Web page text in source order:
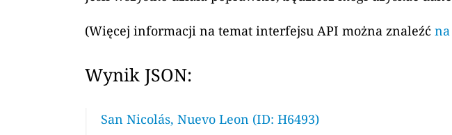
(Więcej informacji na temat interfejsu API można znaleźć
Wynik JSON:
San Nicolás, Nuevo Leon (ID: H6493)